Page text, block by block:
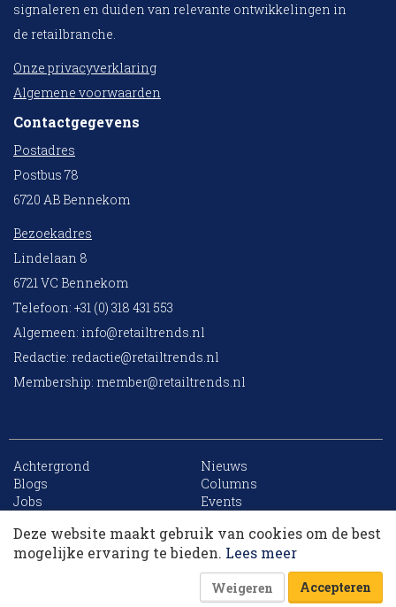
signaleren en duiden van relevante ontwikkelingen in
de retailbranche.
Onze privacyverklaring
Algemene voorwaarden
Contactgegevens
Postadres
Postbus 78
6720 AB Bennekom
Bezoekadres
Lindelaan 8
6721 VC Bennekom
Telefoon: +31 (0) 318 431 553
Algemeen: info@retailtrends.nl
Redactie: redactie@retailtrends.nl
Membership: member@retailtrends.nl
Achtergrond
Nieuws
Blogs
Columns
Jobs
Events
Archief
Sitemap
Website is powered by
Deze website maakt gebruik van cookies om de best
mogelijke ervaring te bieden. Lees meer
Weigeren Accepteren
10 collega’s
Korting op events